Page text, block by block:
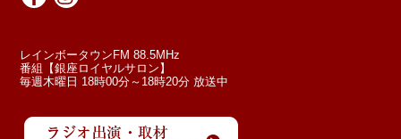
レインボータウンFM 88.5MHz
番組【銀座ロイヤルサロン】
毎週木曜日 18時00分～18時20分 放送中